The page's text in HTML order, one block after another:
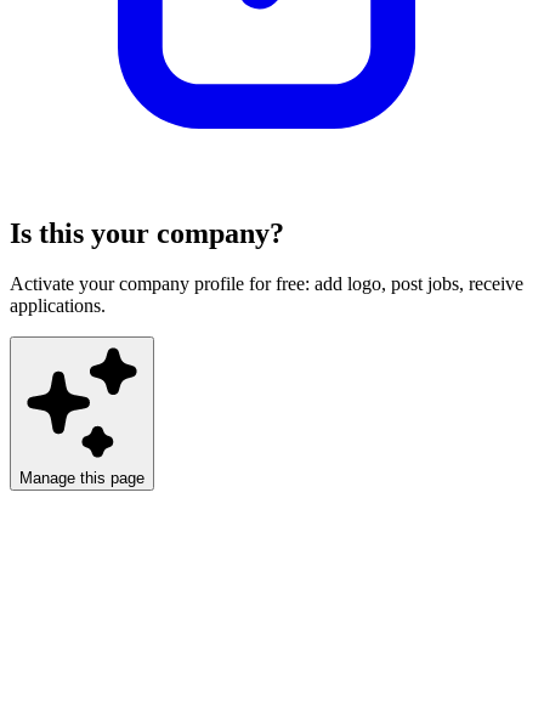
Is this your company?
Activate your company profile for free: add logo, post jobs, receive
applications.
Manage this page